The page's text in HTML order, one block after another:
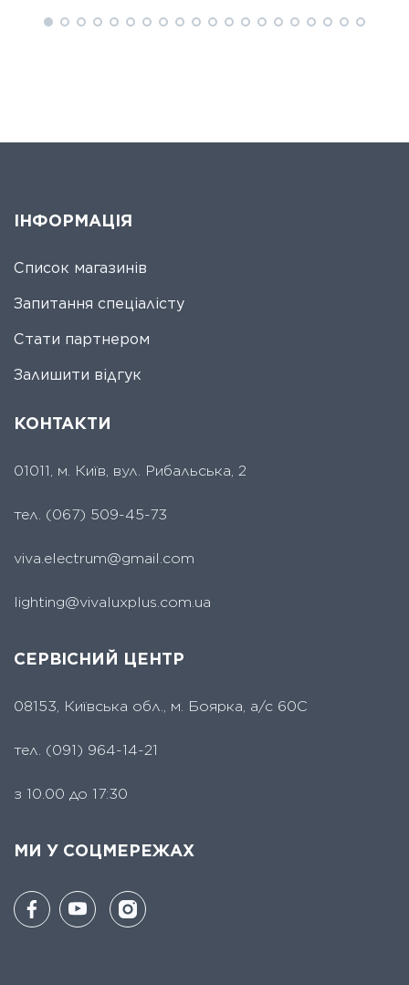
ІНФОРМАЦІЯ
Список магазинів
Запитання спеціалісту
Стати партнером
Залишити відгук
КОНТАКТИ
01011, м. Київ, вул. Рибальська, 2
тел. (067) 509-45-73
viva.electrum@gmail.com
lighting@vivaluxplus.com.ua
СЕРВІСНИЙ ЦЕНТР
08153, Київська обл., м. Боярка, а/с 60С
тел. (091) 964-14-21
з 10.00 до 17:30
МИ У СОЦМЕРЕЖАХ